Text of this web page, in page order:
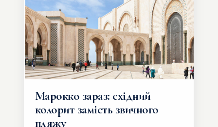
Марокко зараз: східний
колорит замість звичного
пляжу